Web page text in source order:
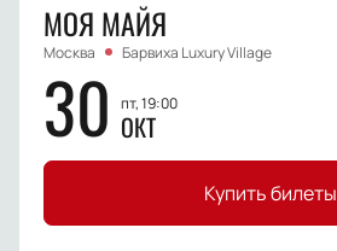
МОЯ МАЙЯ
Москва Барвиха Luxury Village
30 пт, 19:00
ОКТ
Купить билеты